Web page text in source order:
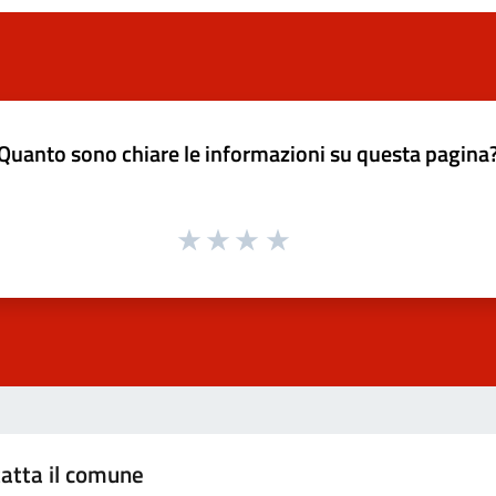
sono chiare le informazioni su questa
il comune